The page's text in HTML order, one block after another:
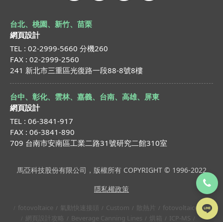
台北、桃園、新竹、苗栗
網頁設計
TEL : 02-2999-5660 分機260
FAX : 02-2999-2560
241 新北市三重區光復路一段88-8號8樓
台中、彰化、雲林、嘉義、台南、高雄、屏東
網頁設計
TEL : 06-3841-917
FAX : 06-3841-890
709 台南市安南區工業二路31號研究二館310室
馬亞科技股份有限公司，版權所有 COPYRIGHT © 1996-2022
隱私權政策
fotovoltaice 氣動快速接頭 Custom 散熱片
fotovoltaice
網頁設計攻略
Beverage Canning Lines 烘箱 ICP-MS